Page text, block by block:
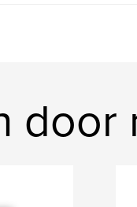
door